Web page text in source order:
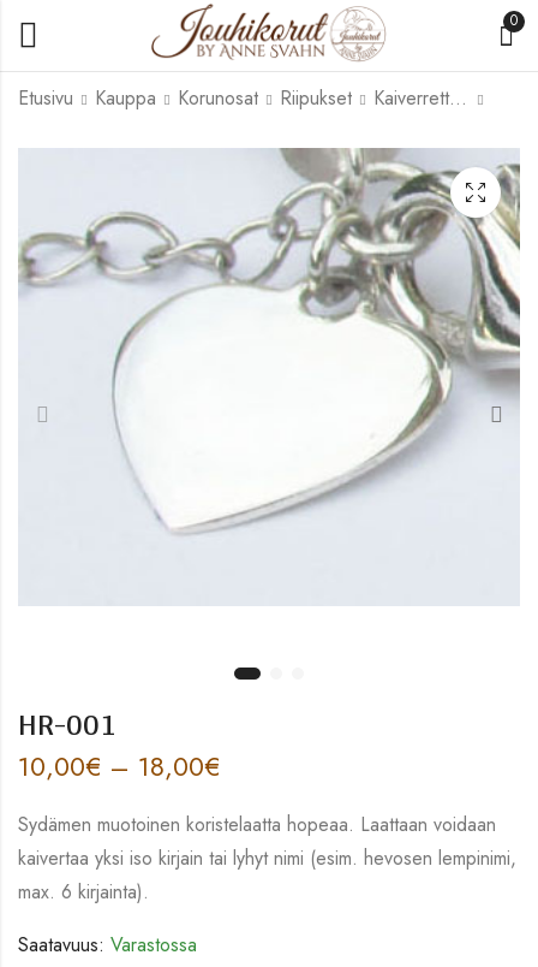
0
Etusivu Kauppa Korunosat Riipukset Kaiverrettavat laatat
HH21
12,00€
HR-007
6,00€
HR-001
10,00€ – 18,00€
Sydämen muotoinen koristelaatta hopeaa. Laattaan voidaan
kaivertaa yksi iso kirjain tai lyhyt nimi (esim. hevosen lempinimi,
max. 6 kirjainta).
Saatavuus: Varastossa